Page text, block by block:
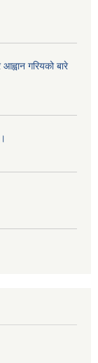
आह्वान गरियको बारे